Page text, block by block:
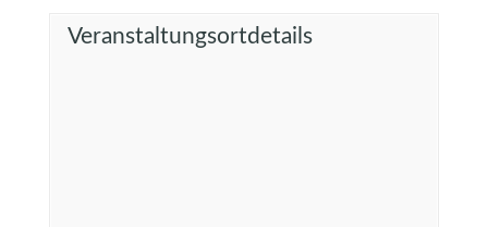
Veranstaltungsortdetails